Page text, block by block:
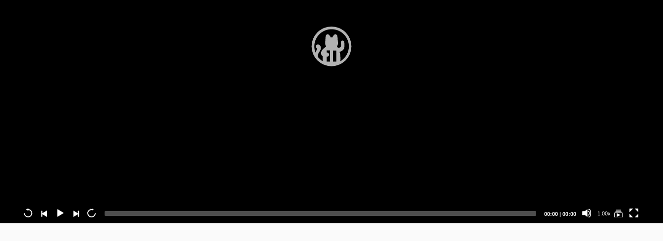
Current
00:00 | Total
00:00 1.00x